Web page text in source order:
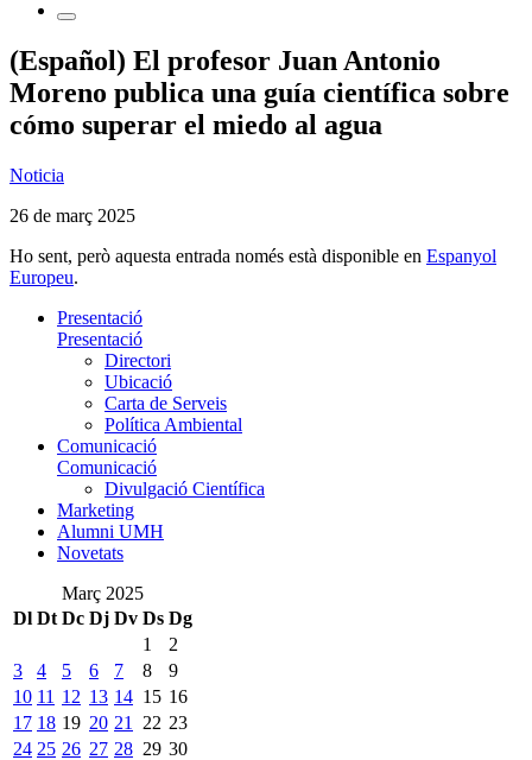
(Español) El profesor Juan Antonio
Moreno publica una guía científica sobre
cómo superar el miedo al agua
Noticia
26 de març 2025
Ho sent, però aquesta entrada només està disponible en Espanyol
Europeu.
Presentació
Presentació
Directori
Ubicació
Carta de Serveis
Política Ambiental
Comunicació
Comunicació
Divulgació Científica
Marketing
Alumni UMH
Novetats
Març 2025
Dl Dt Dc Dj Dv Ds Dg
1
2
3
4 5 6 7 8
9
10 11 12 13 14 15 16
17 18 19 20 21 22 23
24 25 26 27 28 29 30